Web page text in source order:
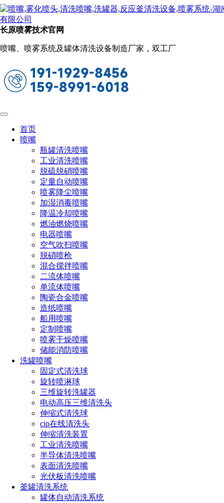
长原喷雾技术官网
喷嘴、喷雾系统及罐体清洗设备制造厂家，双工厂
首页
喷嘴
瓶罐清洗喷嘴
工业清洗喷嘴
脱硫脱硝喷嘴
定量自动喷嘴
喷雾降尘喷嘴
加湿消毒喷嘴
降温冷却喷嘴
燃油燃烧喷嘴
电器喷嘴
空气吹扫喷嘴
脱硝喷枪
混合搅拌喷嘴
二流体喷嘴
单流体喷嘴
陶瓷合金喷嘴
造纸喷嘴
船用喷嘴
定制喷嘴
喷雾干燥喷嘴
储能消防喷嘴
洗罐喷嘴
固定式清洗球
旋转喷淋球
三维旋转洗罐器
电动高压三维清洗头
伸缩式清洗球
cip在线清洗头
伸缩清洗装置
工业清洗喷嘴
半导体清洗喷嘴
表面清洗喷嘴
光伏板清洗喷嘴
釜罐清洗系统
罐体自动清洗系统
新闻动态
当前位置：
槽罐车清洗喷头的工作原理及行业应用解
2026-03-10 10:10:11 阅读量：83
产品运输的重要任务。由于罐车内部长期运输不同介质，容易
槽罐车清洗喷头是一种安装在罐体内部或清洗设备中的高压旋
转喷射装置。通过高压水流驱动喷头旋转，形成多角度喷射水
流，实现对罐车内壁的全面冲洗。
常见类型有固定清洗球、旋转喷淋球、三维旋转清洗喷头、高
压喷射清洗喷头
不同类型喷头适用于不同的清洗需求和罐体结构。
槽罐车清洗喷头工作原理
高压水进入喷头内部、水流驱动旋转机构、喷嘴形成高速喷射
水束、喷射水流覆盖罐体内壁
旋转喷头通常能够实现360°全覆盖清洗，水流不断冲刷罐壁，
从而将附着的残留物、沉积物冲洗干净。
可以通过PLC控制，实现自动清洗流程，提高作业效率。
槽车清洗喷嘴广泛应用于化工行业(化学原料运输罐车)、食品
行业(食用油、糖浆运输罐车)、石油行业(油罐车)、医药行业
(液体药品运输)、新能源行业(化工液体运输)
这些行业对清洁度要求较高，使用自动清洗喷头能够有效保证
运输安全和产品质量。
在选择槽车清洗喷头时，需要重点考虑罐体尺寸和结构、清洗
压力要求、喷射角度和覆盖范围、清洗介质类型及安装方式
点击免费获取选型方案报价
如您对长原产品有采购或者其他任何需求及疑问，请来电
或加微信沟通！电话：191-1929-8456